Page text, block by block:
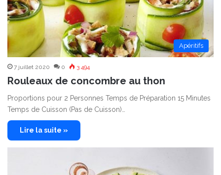
Apéritifs
7 juillet 2020 0 3 494
Rouleaux de concombre au thon
Proportions pour 2 Personnes Temps de Préparation 15 Minutes
Temps de Cuisson (Pas de Cuisson)…
Lire la suite »